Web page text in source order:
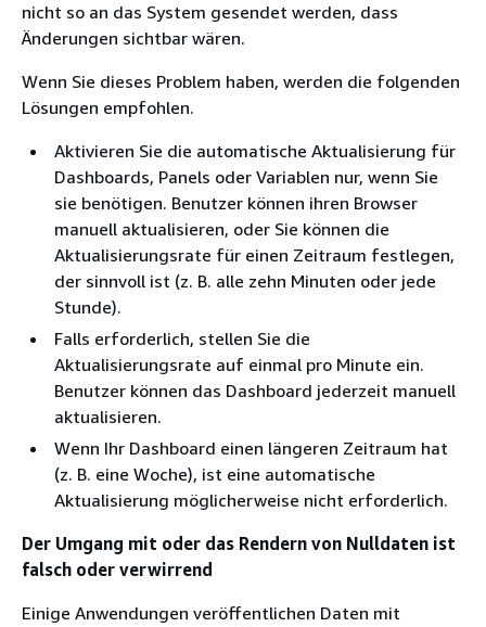
nicht so an das System gesendet werden, dass
Änderungen sichtbar wären.
Wenn Sie dieses Problem haben, werden die folgenden
Lösungen empfohlen.
Aktivieren Sie die automatische Aktualisierung für
Dashboards, Panels oder Variablen nur, wenn Sie
sie benötigen. Benutzer können ihren Browser
manuell aktualisieren, oder Sie können die
Aktualisierungsrate für einen Zeitraum festlegen,
der sinnvoll ist (z. B. alle zehn Minuten oder jede
Stunde).
Falls erforderlich, stellen Sie die
Aktualisierungsrate auf einmal pro Minute ein.
Benutzer können das Dashboard jederzeit manuell
aktualisieren.
Wenn Ihr Dashboard einen längeren Zeitraum hat
(z. B. eine Woche), ist eine automatische
Aktualisierung möglicherweise nicht erforderlich.
Der Umgang mit oder das Rendern von Nulldaten ist
falsch oder verwirrend
Einige Anwendungen veröffentlichen Daten mit